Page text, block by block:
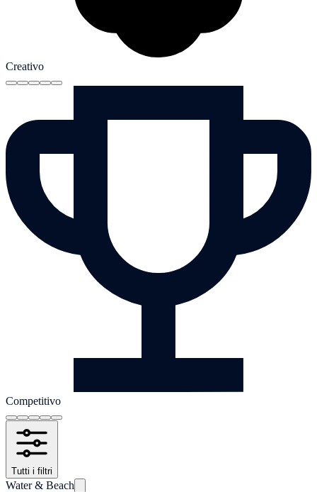
Creativo
Competitivo
Tutti i filtri
Water & Beach